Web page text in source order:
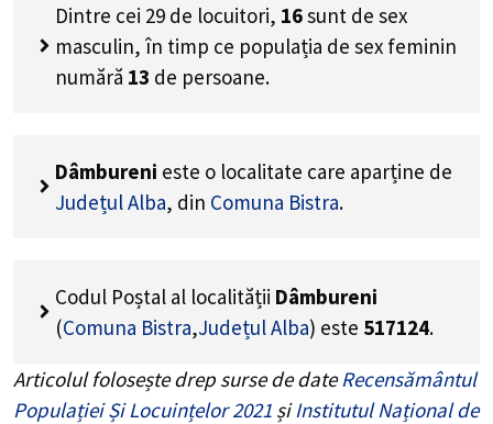
Dintre cei 29 de locuitori, 16sunt de sex
masculin, în timp ce populația de sex feminin
numără 13 de persoane.
Dâmbureni este o localitate care aparține de
Județul Alba, din Comuna Bistra.
Codul Poștal al localității Dâmbureni
(Comuna Bistra,Județul Alba) este 517124.
Articolul folosește drep surse de dateRecensământul
Populației Și Locuințelor 2021 șiInstitutul Național de